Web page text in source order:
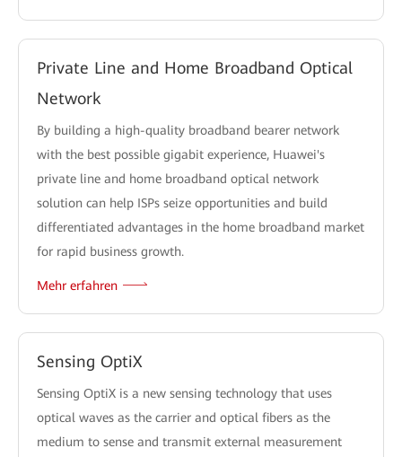
Private Line and Home Broadband Optical
Network
By building a high-quality broadband bearer network
with the best possible gigabit experience, Huawei's
private line and home broadband optical network
solution can help ISPs seize opportunities and build
differentiated advantages in the home broadband market
for rapid business growth.
Mehr erfahren
Sensing OptiX
Sensing OptiX is a new sensing technology that uses
optical waves as the carrier and optical fibers as the
medium to sense and transmit external measurement